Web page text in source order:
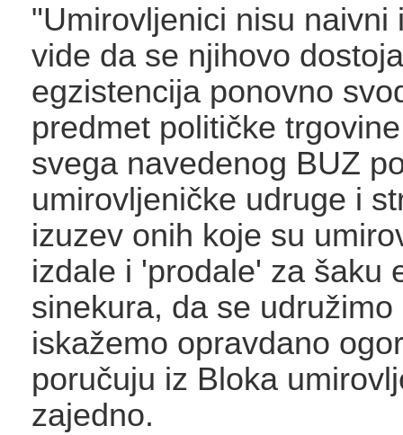
"Umirovljenici nisu naivni
vide da se njihovo
egzistencija ponovno
predmet političke
svega navedenog BUZ
umirovljeničke udruge i
izuzev onih koje su
izdale i 'prodale' za šaku
sinekura, da se
iskažemo opravdano
poručuju iz Bloka
zajedno.